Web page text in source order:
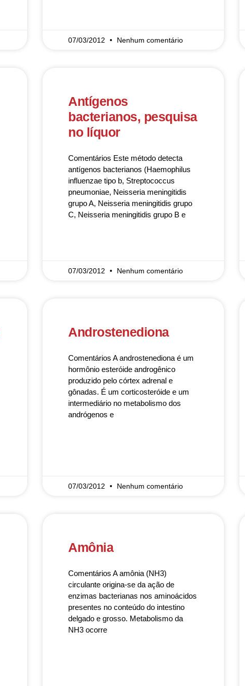
07/03/2012 Nenhum comentário
Antígenos
bacterianos, pesquisa
no líquor
Comentários Este método detecta
antígenos bacterianos (Haemophilus
influenzae tipo b, Streptococcus
pneumoniae, Neisseria meningitidis
grupo A, Neisseria meningitidis grupo
C, Neisseria meningitidis grupo B e
07/03/2012 Nenhum comentário
Androstenediona
Comentários A androstenediona é um
hormônio esteróide androgênico
produzido pelo córtex adrenal e
gônadas. É um corticosteróide e um
intermediário no metabolismo dos
andrógenos e
07/03/2012 Nenhum comentário
Amônia
Comentários A amônia (NH3)
circulante origina-se da ação de
enzimas bacterianas nos aminoácidos
presentes no conteúdo do intestino
delgado e grosso. Metabolismo da
NH3 ocorre